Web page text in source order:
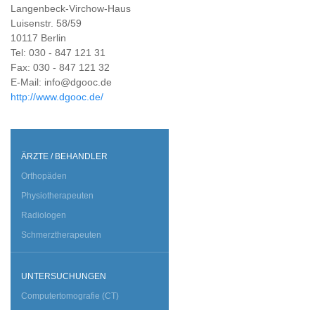
Langenbeck-Virchow-Haus
Luisenstr. 58/59
10117 Berlin
Tel: 030 - 847 121 31
Fax: 030 - 847 121 32
E-Mail: info@dgooc.de
http://www.dgooc.de/
ÄRZTE / BEHANDLER
Orthopäden
Physiotherapeuten
Radiologen
Schmerztherapeuten
UNTERSUCHUNGEN
Computertomografie (CT)